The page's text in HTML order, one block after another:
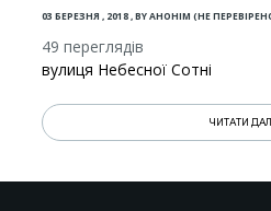
03 БЕРЕЗНЯ , 2018,BYАНОНІМ (НЕ
49 переглядів
вулиця Небесної Сотні
ЧИТАТИ